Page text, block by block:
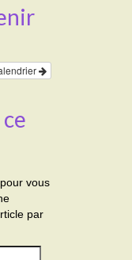
vous
par